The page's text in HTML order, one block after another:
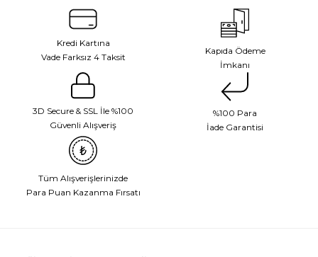
Kredi Kartına
Vade Farksız 4 Taksit
Kapıda Ödeme
İmkanı
3D Secure & SSL İle %100
Güvenli Alışveriş
%100 Para
İade Garantisi
Tüm Alışverişlerinizde
Para Puan Kazanma Fırsatı